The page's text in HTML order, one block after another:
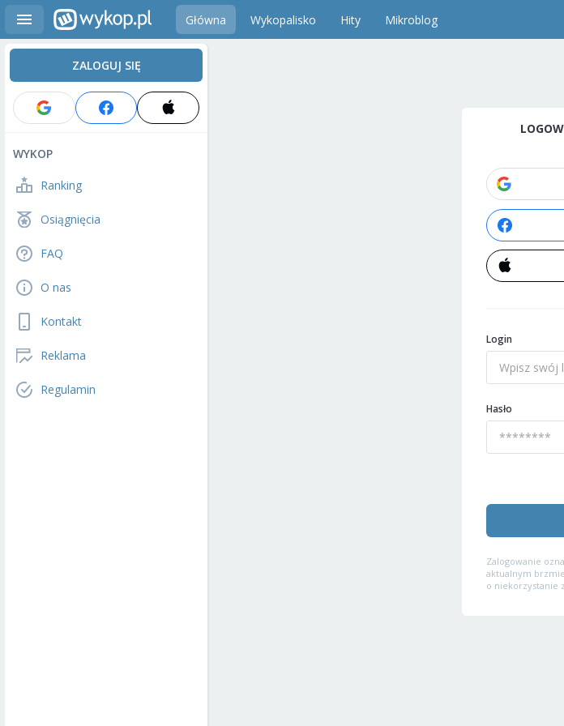
Główna Wykopalisko Hity Mikroblog
ZALOGUJ SIĘ
WYKOP
Ranking
Osiągnięcia
FAQ
O nas
Kontakt
Reklama
Regulamin
Login
Hasło
Zalogowanie
aktualnym
o niekorzystanie